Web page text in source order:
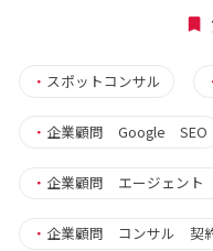
・ スポットコンサル
・ 企業顧問 Google SEO
・ 企業顧問 エージェン
・ 企業顧問 コンサル 契